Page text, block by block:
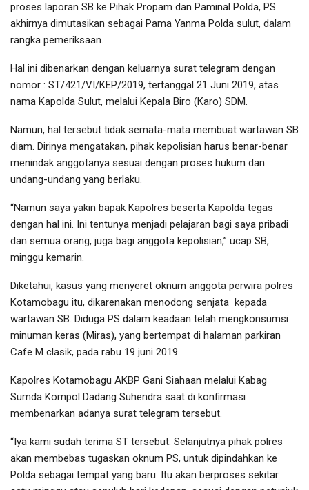
proses laporan SB ke Pihak Propam dan Paminal Polda, PS
akhirnya dimutasikan sebagai Pama Yanma Polda sulut, dalam
rangka pemeriksaan.
Hal ini dibenarkan dengan keluarnya surat telegram dengan
nomor : ST/421/VI/KEP/2019, tertanggal 21 Juni 2019, atas
nama Kapolda Sulut, melalui Kepala Biro (Karo) SDM.
Namun, hal tersebut tidak semata-mata membuat wartawan SB
diam. Dirinya mengatakan, pihak kepolisian harus benar-benar
menindak anggotanya sesuai dengan proses hukum dan
undang-undang yang berlaku.
“Namun saya yakin bapak Kapolres beserta Kapolda tegas
dengan hal ini. Ini tentunya menjadi pelajaran bagi saya pribadi
dan semua orang, juga bagi anggota kepolisian,” ucap SB,
minggu kemarin.
Diketahui, kasus yang menyeret oknum anggota perwira polres
Kotamobagu itu, dikarenakan menodong senjata kepada
wartawan SB. Diduga PS dalam keadaan telah mengkonsumsi
minuman keras (Miras), yang bertempat di halaman parkiran
Cafe M clasik, pada rabu 19 juni 2019.
Kapolres Kotamobagu AKBP Gani Siahaan melalui Kabag
Sumda Kompol Dadang Suhendra saat di konfirmasi
membenarkan adanya surat telegram tersebut.
“Iya kami sudah terima ST tersebut. Selanjutnya pihak polres
akan membebas tugaskan oknum PS, untuk dipindahkan ke
Polda sebagai tempat yang baru. Itu akan berproses sekitar